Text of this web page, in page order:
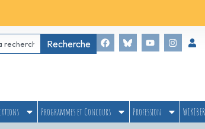
Recherche
Programmes et Concours Profession